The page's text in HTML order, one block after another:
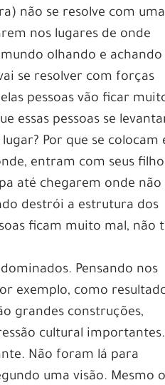
não se resolve com uma
nos lugares de onde
olhando e achando
se resolver com forças
pessoas vão ficar
essas pessoas se
Por que se colocam
entram com seus
até chegarem onde não
destrói a estrutura dos
ficam muito mal, não
Pensando nos
exemplo, como
grandes construções,
cultural importantes.
Não foram lá para
uma visão. Mesmo